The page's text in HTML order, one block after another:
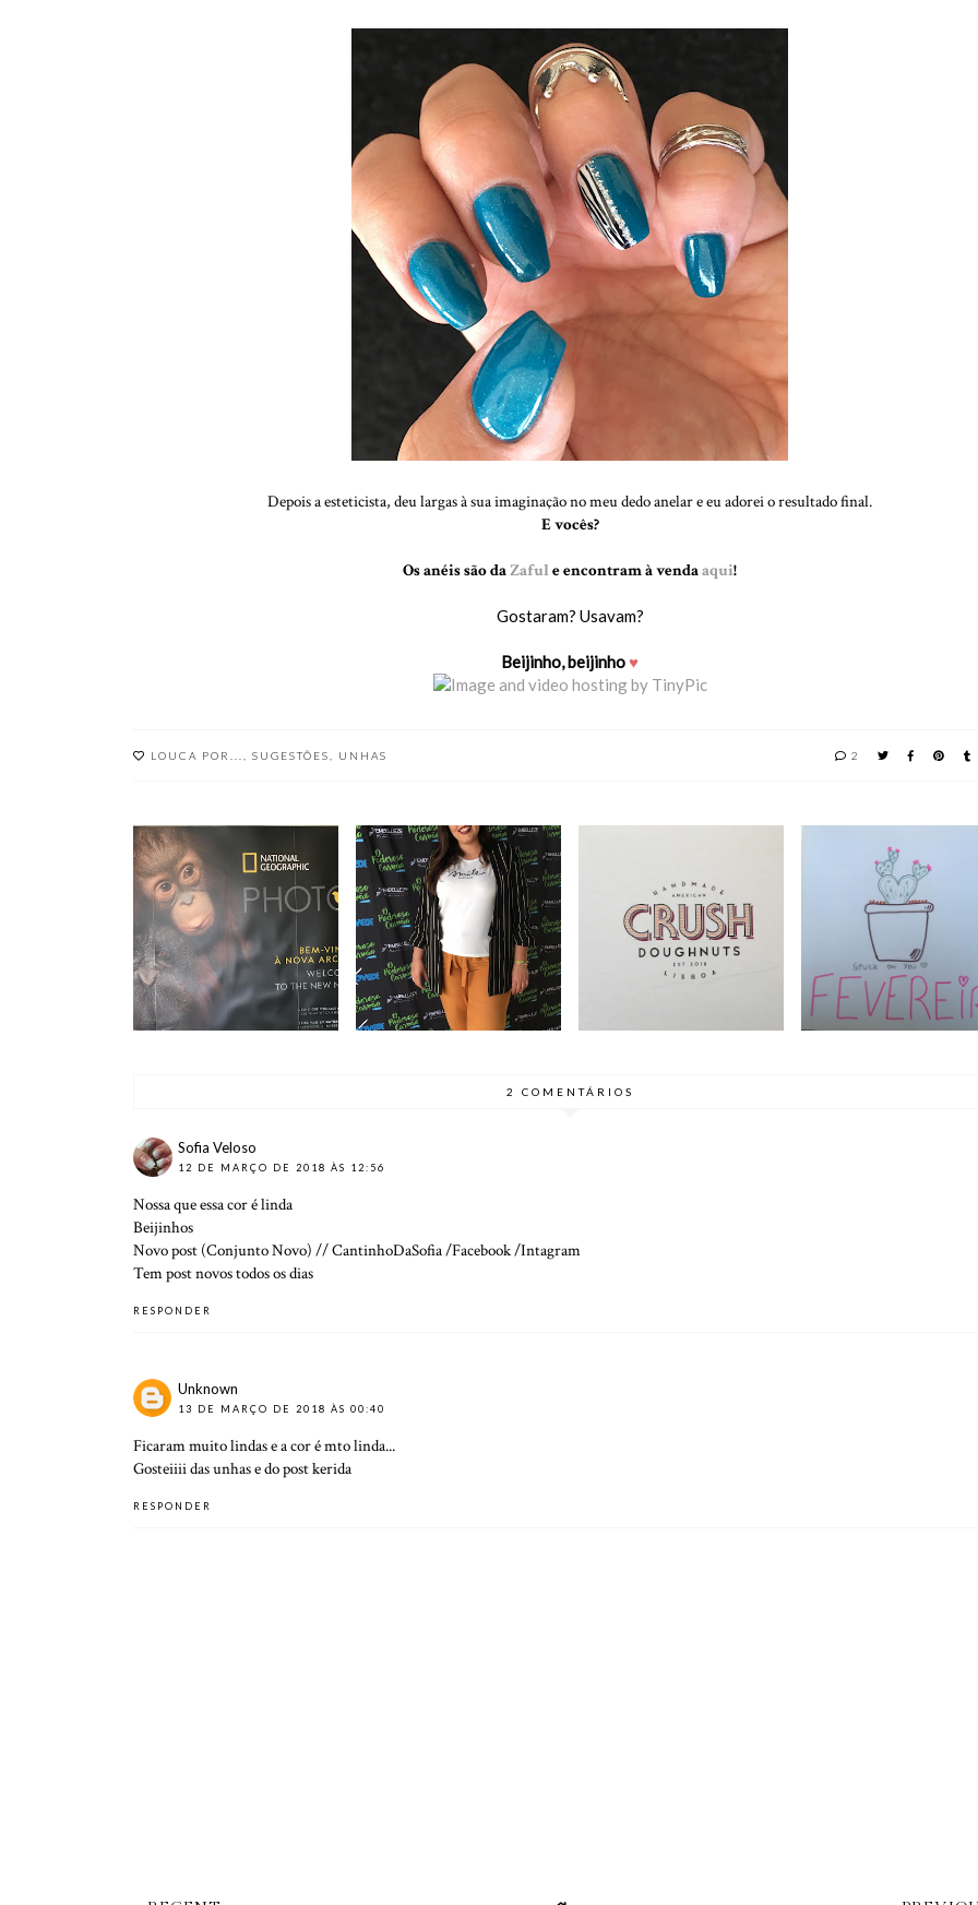
Depois a esteticista, deu largas à sua imaginação no meu dedo anelar e eu adorei o resultado final.
E vocês?
Os anéis são daZafule encontram à vendaaqui!
Gostaram? Usavam?
Beijinho, beijinho♥
2
LOUCA POR..., SUGESTÕES, UNHAS
EXPOSIÇÃO PHOTO
ARK
EVENTO EMBELLEZE
| OUTFIT #33
OS DONUTS DO
MOMENTO | CRUSH
DOUGNUTS
BULLET JOURNAL ♥
FEVEREIRO 2019
2 COMENTÁRIOS
Sofia Veloso
12 DE MARÇO DE 2018 ÀS 12:56
Nossa que essa cor é linda
Beijinhos
Novo post (Conjunto Novo) //CantinhoDaSofia/Facebook/Intagram
Tem post novos todos os dias
RESPONDER
Unknown
13 DE MARÇO DE 2018 ÀS 00:40
Ficaram muito lindas e a cor é mto linda...
Gosteiiii das unhas e do post kerida
RESPONDER